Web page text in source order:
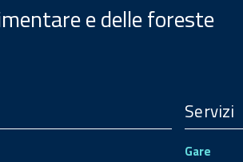
e delle foreste
Servizi
Gare